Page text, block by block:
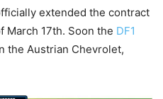
extended the contract
March 17th. Soon the DF1
the Austrian Chevrolet,